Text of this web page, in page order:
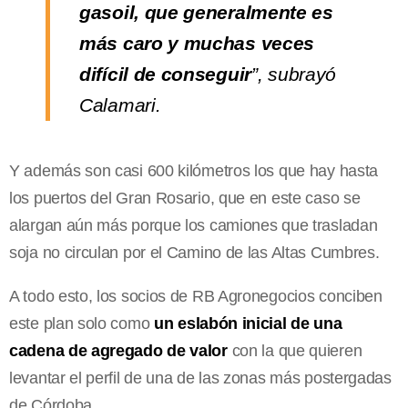
gasoil, que generalmente es
más caro y muchas veces
difícil de conseguir”, subrayó
Calamari.
Y además son casi 600 kilómetros los que hay hasta
los puertos del Gran Rosario, que en este caso se
alargan aún más porque los camiones que trasladan
soja no circulan por el Camino de las Altas Cumbres.
A todo esto, los socios de RB Agronegocios conciben
este plan solo como un eslabón inicial de una
cadena de agregado de valorcon la que quieren
levantar el perfil de una de las zonas más postergadas